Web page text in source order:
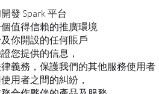
發 Spark 平台
值得信賴的推廣環境
你開設的任何賬戶
您提供的信息，
義務，保護我們的其他服務使用者
用者之間的糾紛，